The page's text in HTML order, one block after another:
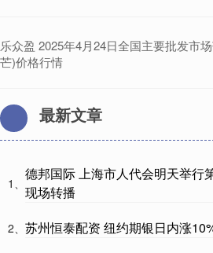
乐众盈 2025年4月24日全国主要批发市
芒)价格行情
最新文章
1、
德邦国际 上海市人代会明天举行
现场转播
2、 苏州恒泰配资 纽约期银日内涨